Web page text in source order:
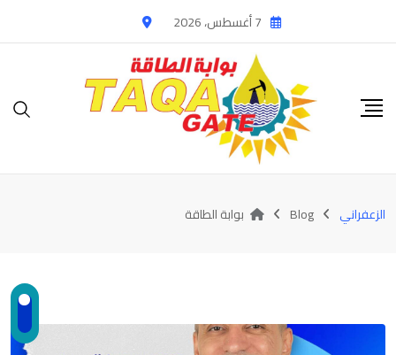
to
7 أغسطس، 2026
الزعفراني Blog بوابة الطاقة